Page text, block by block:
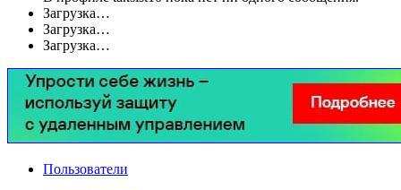
Загрузка…
Загрузка…
Загрузка…
Пользователи